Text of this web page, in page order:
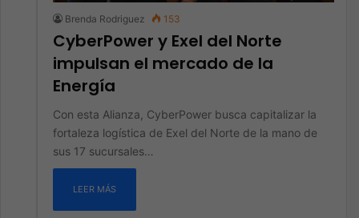
Brenda Rodriguez 153
CyberPower y Exel del Norte
impulsan el mercado de la
Energía
Con esta Alianza, CyberPower busca capitalizar la
fortaleza logística de Exel del Norte de la mano de
sus 17 sucursales…
LEER MÁS